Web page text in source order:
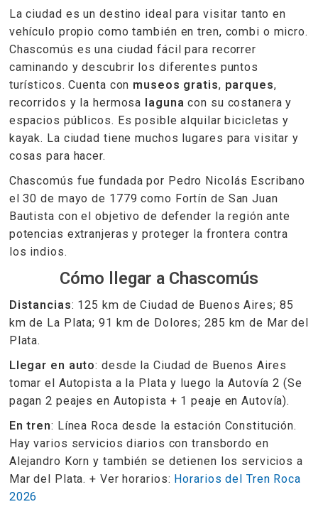
La ciudad es un destino ideal para visitar tanto en
vehículo propio como también en tren, combi o micro.
Chascomús es una ciudad fácil para recorrer
caminando y descubrir los diferentes puntos
turísticos. Cuenta con museos gratis, parques,
recorridos y la hermosa
laguna con su costanera y
espacios públicos. Es posible alquilar bicicletas y
kayak. La ciudad tiene muchos lugares para visitar y
cosas para hacer.
Chascomús fue fundada por Pedro Nicolás Escribano
el 30 de mayo de 1779 como Fortín de San Juan
Bautista con el objetivo de defender la región ante
potencias extranjeras y proteger la frontera contra
los indios.
Cómo llegar a Chascomús
Distancias: 125 km de Ciudad de Buenos Aires; 85
km de La Plata; 91 km de Dolores; 285 km de Mar del
Plata.
Llegar en auto: desde la Ciudad de Buenos Aires
tomar el Autopista a la Plata y luego la Autovía 2 (Se
pagan 2 peajes en Autopista + 1 peaje en Autovía).
En tren: Línea Roca desde la estación Constitución.
Hay varios servicios diarios con transbordo en
Alejandro Korn y también se detienen los servicios a
Mar del Plata. + Ver horarios: Horarios del Tren Roca
2026